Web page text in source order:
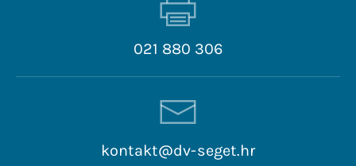
021 880 306
kontakt@dv-seget.hr